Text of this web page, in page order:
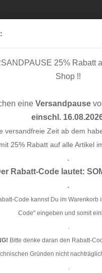
25% Rabatt
Shop !!
eine Versandpause
einschl.
versandfreie Zeit ab dem
25% Rabatt auf alle Artikel
.
Rabatt-Code lautet:
.
Code kannst Du im Warenkorb
Code" eingeben und somit
.
Bitte denke daran den Rabatt-
Gründen nicht
.
Bio Bündchen - Reflektor -
Liebe - Albstoffe